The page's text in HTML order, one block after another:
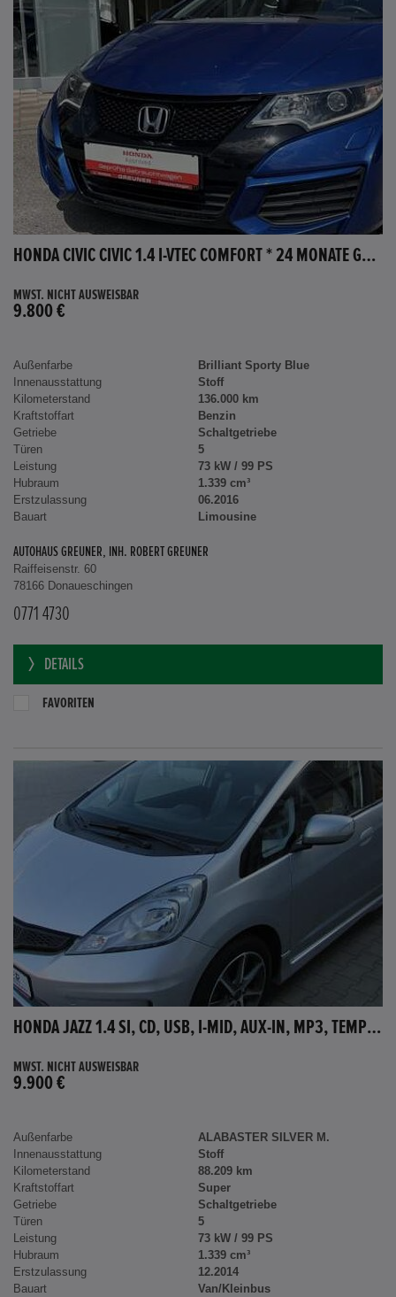
HONDA CIVIC CIVIC 1.4 I-VTEC COMFORT * 24 MONATE GARANTIE *
MWST. NICHT AUSWEISBAR
9.800 €
Außenfarbe
Brilliant Sporty Blue
Innenausstattung
Stoff
Kilometerstand
136.000 km
Kraftstoffart
Benzin
Getriebe
Schaltgetriebe
Türen
5
Leistung
73 kW / 99 PS
Hubraum
1.339 cm³
Erstzulassung
06.2016
Bauart
Limousine
AUTOHAUS GREUNER, INH. ROBERT GREUNER
Raiffeisenstr. 60
78166 Donaueschingen
0771 4730
DETAILS
FAVORITEN
HONDA JAZZ 1.4 SI, CD, USB, I-MID, AUX-IN, MP3, TEMPOMAT
MWST. NICHT AUSWEISBAR
9.900 €
Außenfarbe
ALABASTER SILVER M.
Innenausstattung
Stoff
Kilometerstand
88.209 km
Kraftstoffart
Super
Getriebe
Schaltgetriebe
Türen
5
Leistung
73 kW / 99 PS
Hubraum
1.339 cm³
Erstzulassung
12.2014
Bauart
Van/Kleinbus